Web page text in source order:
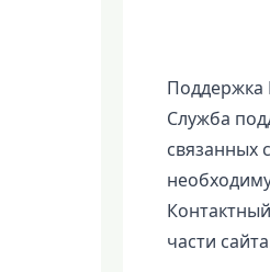
Служба
связанных
части